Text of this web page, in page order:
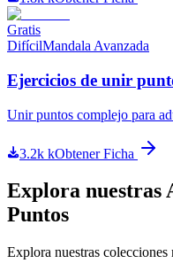
Gratis
DifícilMandala Avanzada
Ejercicios de unir
Unir puntos complejo para
3.2k kObtener Ficha
Explora nuestras
Puntos
Explora nuestras colecciones